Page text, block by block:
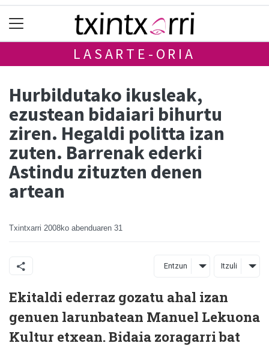
LASARTE-ORIA
Hurbildutako ikusleak,
ezustean bidaiari bihurtu
ziren. Hegaldi politta izan
zuten. Barrenak ederki
Astindu zituzten denen
artean
Txintxarri 2008ko abenduaren 31
Entzun Itzuli
Ekitaldi ederraz gozatu ahal izan
genuen larunbatean Manuel Lekuona
Kultur etxean. Bidaia zoragarri bat